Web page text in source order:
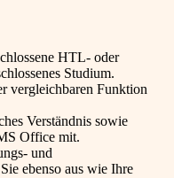
HTL- oder
Studium.
vergleichbaren Funktion
Verständnis sowie
Office mit.
und
ebenso aus wie Ihre